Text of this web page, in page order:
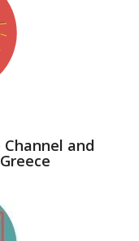
and